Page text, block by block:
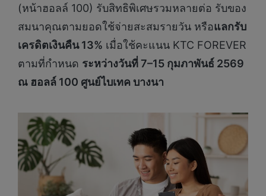
(หน้าฮอลล์ 100) รับสิทธิพิเศษรวมหลายต่อ รับของ
สมนาคุณตามยอดใช้จ่ายสะสมรายวัน หรือแลกรับ
เครดิตเงินคืน13% เมื่อใช้คะแนน KTC FOREVER
ตามที่กำหนด ระหว่างวันที่7–15 กุมภาพันธ์ 2569
ณ ฮอลล์ 100 ศูนย์ไบเทค บางนา